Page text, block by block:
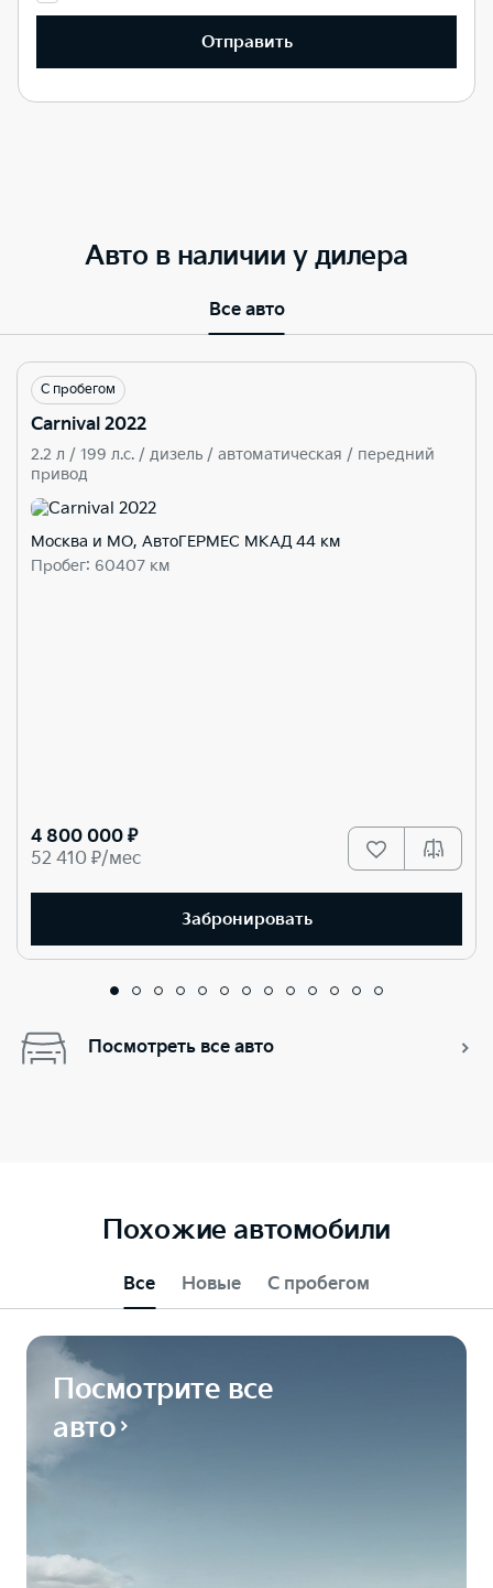
Отправить
Авто в наличии у дилера
Все авто
С пробегом
Carnival 2022
2.2 л / 199 л.c. / дизель / автоматическая / передний
привод
Москва и МО, АвтоГЕРМЕС МКАД 44 км
Пробег: 60407 км
4 800 000 ₽
52 410 ₽/мес
Забронировать
Посмотреть все авто
Похожие автомобили
Все Новые С пробегом
Посмотрите все
авто